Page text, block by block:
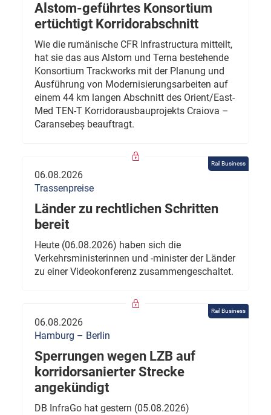
Alstom-geführtes Konsortium
ertüchtigt Korridorabschnitt
Wie die rumänische CFR Infrastructura mitteilt,
hat sie das aus Alstom und Terna bestehende
Konsortium Trackworks mit der Planung und
Ausführung von Modernisierungsarbeiten auf
einem 44 km langen Abschnitt des Orient/East-
Med TEN-T Korridorausbauprojekts Craiova –
Caransebeș beauftragt.
Rail Business
06.08.2026
Trassenpreise
Länder zu rechtlichen Schritten
bereit
Heute (06.08.2026) haben sich die
Verkehrsministerinnen und -minister der Länder
zu einer Videokonferenz zusammengeschaltet.
Rail Business
06.08.2026
Hamburg – Berlin
Sperrungen wegen LZB auf
korridorsanierter Strecke
angekündigt
DB InfraGo hat gestern (05.08.2026)